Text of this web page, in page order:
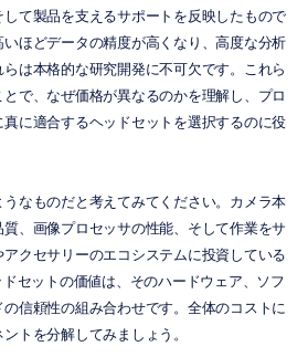
て製品を支えるサポートを反映したもので
ほどデータの精度が高くなり、高度な分析
は本格的な研究開発に不可欠です。これら
で、なぜ価格が異なるのかを理解し、プロ
に適合するヘッドセットを選択するのに役
なものだと考えてみてください。カメラ本
、画像プロセッサの性能、そして作業をサ
クセサリーのエコシステムに投資している
セットの価値は、そのハードウェア、ソフ
信頼性の組み合わせです。全体のコストに
トを分解してみましょう。